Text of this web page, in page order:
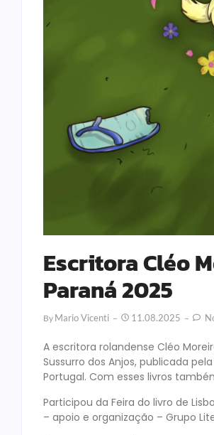
Escritora Cléo
Paraná 2025
By Mario Vicenti 11.08.2025
A escritora rolandense Cléo
Sussurro dos Anjos, publicada
Portugal. Com esses livros
Participou da Feira do livro de
– apoio e organização – Grupo